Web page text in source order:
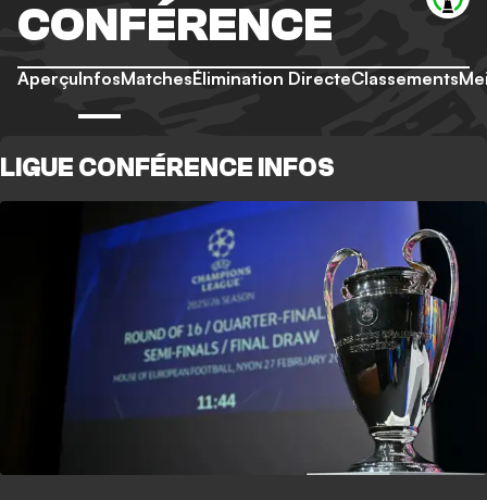
CONFÉRENCE
AperçuInfosMatchesÉlimination DirecteClassements
LIGUE CONFÉRENCE INFOS